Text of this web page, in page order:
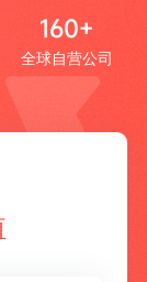
160+
全球自营公司